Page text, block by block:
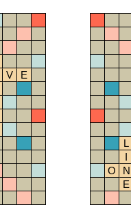
V
E
L
I
O
N
E